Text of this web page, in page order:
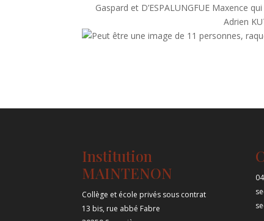
Gaspard et D’ESPALUNGFUE Maxence
Adrien
Institution
MAINTENON
Collège et école privés sous contrat
13 bis, rue abbé Fabre